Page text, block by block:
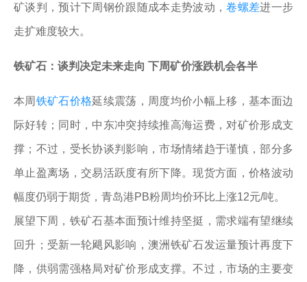
矿谈判，预计下周钢价跟随成本走势波动，卷螺差进一步
走扩难度较大。
铁矿石：谈判决定未来走向 下周矿价涨跌机会各半
本周 铁矿石价格延续震荡，周度均价小幅上移，基本面边
际好转；同时，中东冲突持续推高海运费，对矿价形成支
撑；不过，受长协谈判影响，市场情绪趋于谨慎，部分多
单止盈离场，交易活跃度有所下降。现货方面，价格波动
幅度仍弱于期货，青岛港PB粉周均价环比上涨12元/吨。
展望下周，铁矿石基本面预计维持坚挺，需求端有望继续
回升；受新一轮飓风影响，澳洲铁矿石发运量预计再度下
降，供弱需强格局对矿价形成支撑。不过，市场的主要变